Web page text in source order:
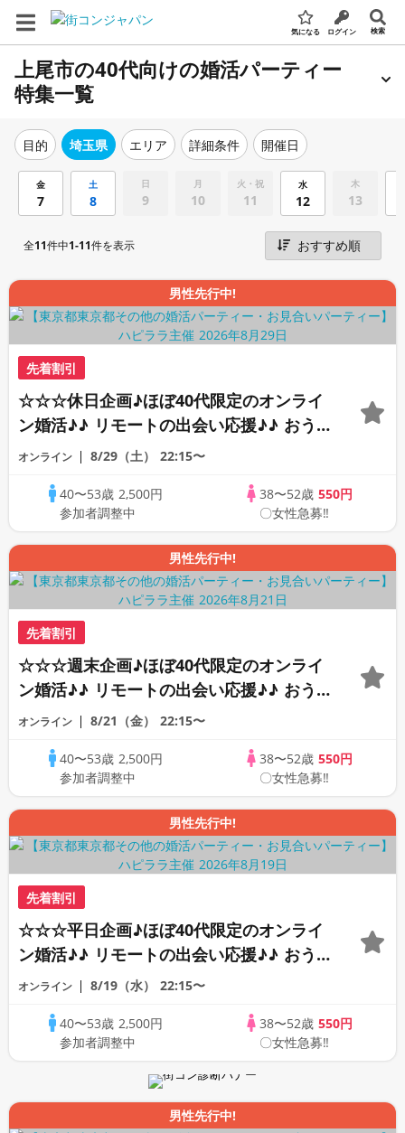
気になる ログイン 検索
上尾市の40代向けの婚活パーティー
特集一覧
目的 埼玉県 エリア 詳細条件 開催日
金
7
土
8
日
9
月
10
火・祝
11
水
12
木
13
全11件中1-11件を表示
男性先行中!
先着割引
☆☆☆休日企画♪ほぼ40代限定のオンライ
ン婚活♪♪ リモートの出会い応援♪♪ おう
ちで乾杯しませんか♪♪ ☆全国の方が対象
PARTY!!
オンライン 8/29（土） 22:15〜
40〜53歳 2,500円
参加者調整中
38〜52歳 550円
〇女性急募‼
男性先行中!
先着割引
☆☆☆週末企画♪ほぼ40代限定のオンライ
ン婚活♪♪ リモートの出会い応援♪♪ おう
ちで乾杯しませんか♪♪ ☆全国の方が対象
PARTY!!
オンライン 8/21（金） 22:15〜
40〜53歳 2,500円
参加者調整中
38〜52歳 550円
〇女性急募‼
男性先行中!
先着割引
☆☆☆平日企画♪ほぼ40代限定のオンライ
ン婚活♪♪ リモートの出会い応援♪♪ おう
ちで乾杯しませんか♪♪ ☆全国の方が対象
PARTY!!
オンライン 8/19（水） 22:15〜
40〜53歳 2,500円
参加者調整中
38〜52歳 550円
〇女性急募‼
男性先行中!